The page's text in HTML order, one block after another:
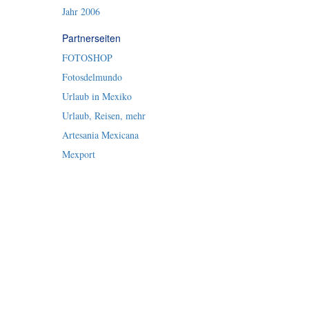
Jahr 2006
Partnerseiten
FOTOSHOP
Fotosdelmundo
Urlaub in Mexiko
Urlaub, Reisen, mehr
Artesania Mexicana
Mexport